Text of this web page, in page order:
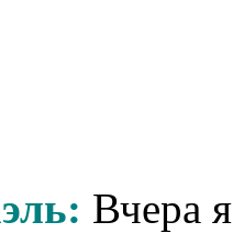
Вчера